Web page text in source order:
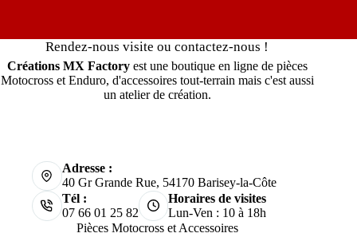
Rendez-nous visite ou contactez-nous !
Créations MX Factoryest une boutique en ligne de pièces
Motocross et Enduro, d'accessoires tout-terrain mais c'est aussi
un atelier de création.
Adresse :
40 Gr Grande Rue, 54170 Barisey-la-Côte
Tél :
07 66 01 25 82
Horaires de visites
Lun-Ven : 10 à 18h
Pièces Motocross et Accessoires